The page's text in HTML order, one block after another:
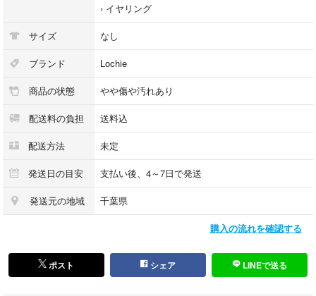
› イヤリング
サイズ なし
ブランド Lochie
商品の状態 やや傷や汚れあり
配送料の負担 送料込
配送方法 未定
発送日の目安 支払い後、4～7日で発送
発送元の地域 千葉県
購入の流れを確認する
ポスト シェア LINEで送る